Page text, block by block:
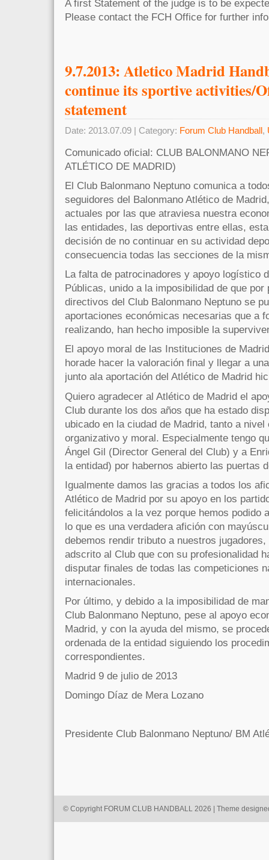
A first Statement of the judge is to be
Please contact the FCH Office for further
9.7.2013: Atletico Madrid
continue its sportive activities/
statement
Date: 2013.07.09 | Category: Forum Club Handball ,
Comunicado oficial: CLUB BALONMANO
ATLÉTICO DE MADRID)
El Club Balonmano Neptuno comunica a
seguidores del Balonmano Atlético de
actuales por las que atraviesa nuestra
las entidades, las deportivas entre ellas,
decisión de no continuar en su actividad
consecuencia todas las secciones de la
La falta de patrocinadores y apoyo logístico
Públicas, unido a la imposibilidad de que por
directivos del Club Balonmano Neptuno se
aportaciones económicas necesarias que a
realizando, han hecho imposible la
El apoyo moral de las Instituciones de
horade hacer la valoración final y llegar a
junto ala aportación del Atlético de Madrid
Quiero agradecer al Atlético de Madrid el
Club durante los dos años que ha estado
ubicado en la ciudad de Madrid, tanto a nivel
organizativo y moral. Especialmente tengo
Ángel Gil (Director General del Club) y a
la entidad) por habernos abierto las puertas
Igualmente damos las gracias a todos los
Atlético de Madrid por su apoyo en los
felicitándolos a la vez porque hemos podido
lo que es una verdadera afición con
debemos rendir tributo a nuestros
adscrito al Club que con su profesionalidad
disputar finales de todas las competiciones
internacionales.
Por último, y debido a la imposibilidad de
Club Balonmano Neptuno, pese al apoyo
Madrid, y con la ayuda del mismo, se
ordenada de la entidad siguiendo los
correspondientes.
Madrid 9 de julio de 2013
Domingo Díaz de Mera Lozano
Presidente Club Balonmano Neptuno/ BM
© Copyright FORUM CLUB HANDBALL 2026 | Theme